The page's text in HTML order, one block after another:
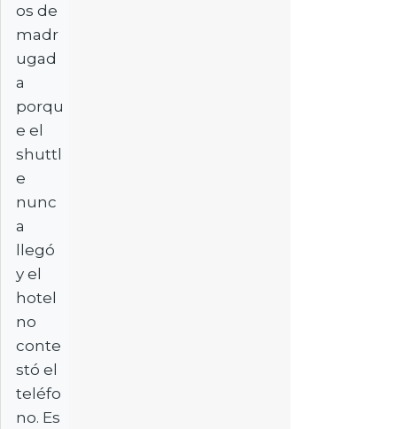
os de
madr
ugad
a
porqu
e el
shuttl
e
nunc
a
llegó
y el
hotel
no
conte
stó el
teléfo
no. Es